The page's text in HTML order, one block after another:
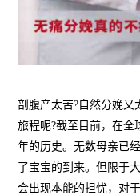
剖腹产太苦?自然分娩又
旅程呢?截至目前，在
年的历史。无数母亲已
了宝宝的到来。但限于
会出现本能的担忧，对